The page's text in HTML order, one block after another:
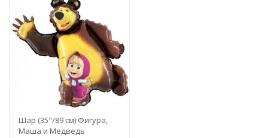
Шар (35"/89 см) Фигура,
Маша и Медведь